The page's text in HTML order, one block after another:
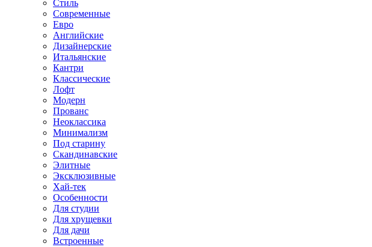
Стиль
Современные
Евро
Английские
Дизайнерские
Итальянские
Кантри
Классические
Лофт
Модерн
Прованс
Неоклассика
Минимализм
Под старину
Скандинавские
Элитные
Эксклюзивные
Хай-тек
Особенности
Для студии
Для хрущевки
Для дачи
Встроенные